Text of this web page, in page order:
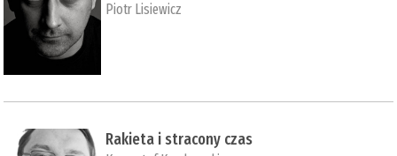
Piotr Lisiewicz
Rakieta i stracony czas